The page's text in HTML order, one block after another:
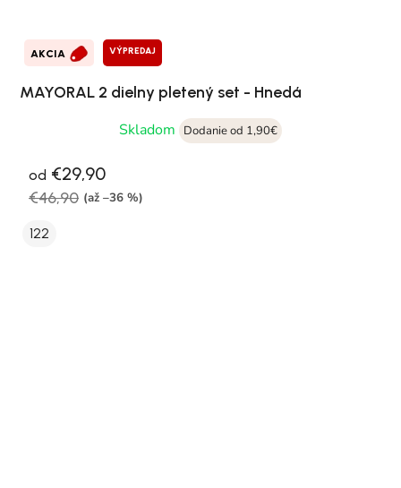
AKCIA VÝPREDAJ
MAYORAL 2 dielny pletený set - Hnedá
Skladom
Dodanie od 1,90€
od €29,90
€46,90 (až –36 %)
122